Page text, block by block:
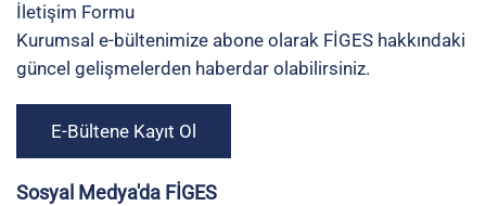
İletişim Formu
Kurumsal e-bültenimize abone olarak FİGES hakkındaki
güncel gelişmelerden haberdar olabilirsiniz.
E-Bültene Kayıt Ol
Sosyal Medya'da FİGES